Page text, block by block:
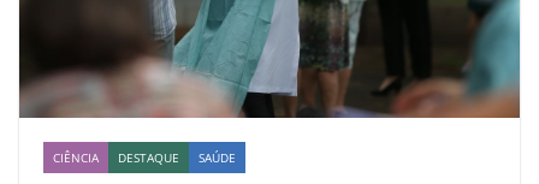
CIÊNCIA DESTAQUE SAÚDE